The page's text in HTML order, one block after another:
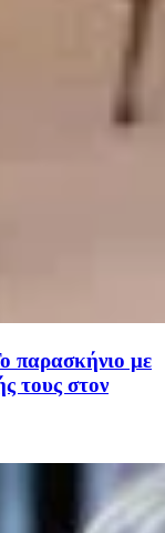
παρασκήνιο με
τους στον